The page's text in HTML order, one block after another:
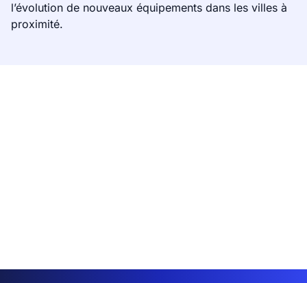
l’évolution de nouveaux équipements dans les villes à
proximité.